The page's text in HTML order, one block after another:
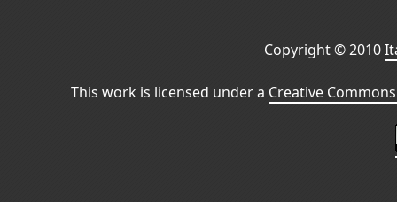
Copyright © 2010
This work is licensed under a Creative